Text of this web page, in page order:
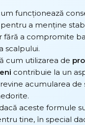
funcționează
a menține
fără a compromite
scalpului.
cum utilizarea de
contribuie la un
acumularea de
aceste formule
tine, în special